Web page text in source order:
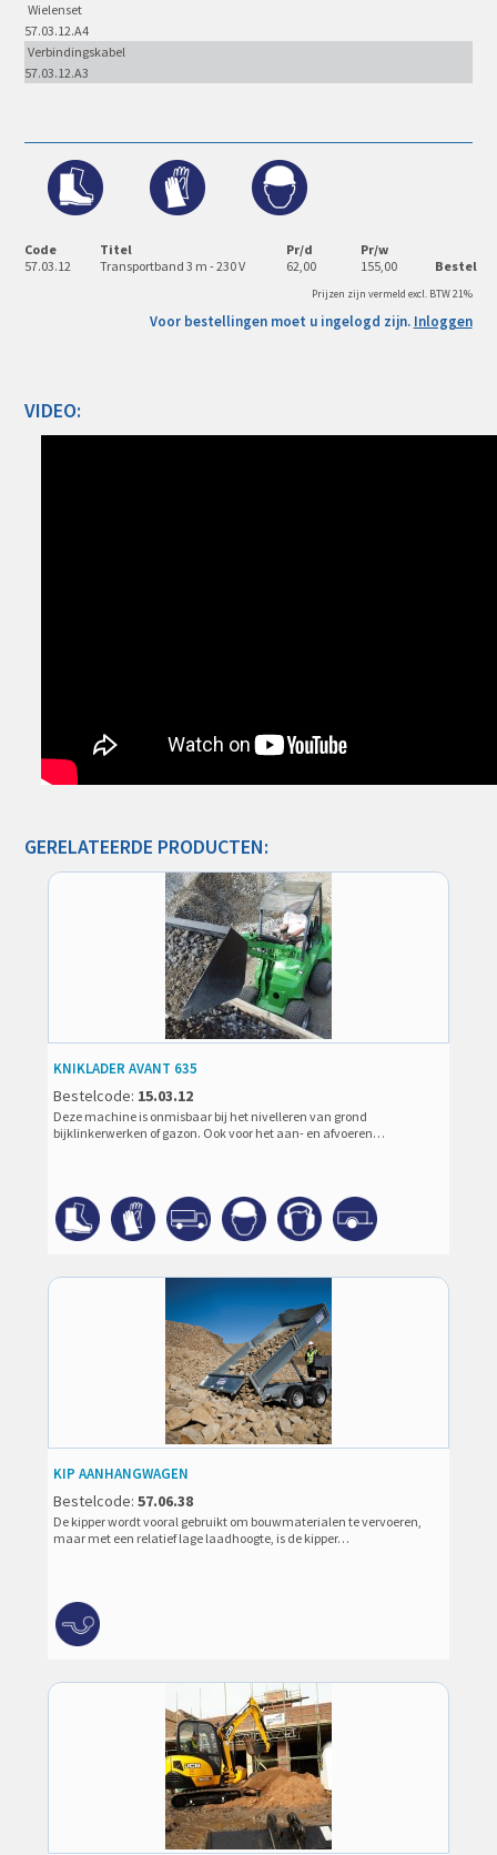
Wielenset
57.03.12.A4
Verbindingskabel
57.03.12.A3
Code Titel Pr/d
Pr/w
57.03.12
Transportband 3 m - 230 V 62,00 155,00 Bestel
Prijzen zijn vermeld excl. BTW 21%
Voor bestellingen moet u ingelogd zijn. Inloggen
VIDEO:
GERELATEERDE PRODUCTEN:
KNIKLADER AVANT 635
Bestelcode: 15.03.12
Deze machine is onmisbaar bij het nivelleren van grond
bijklinkerwerken of gazon. Ook voor het aan- en afvoeren…
KIP AANHANGWAGEN
Bestelcode: 57.06.38
De kipper wordt vooral gebruikt om bouwmaterialen te vervoeren,
maar met een relatief lage laadhoogte, is de kipper…